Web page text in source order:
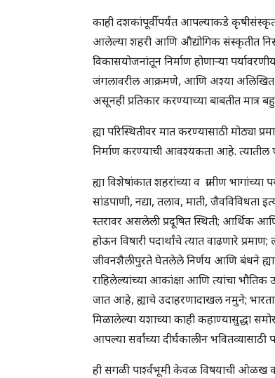
काही दशकांपूर्वीपर्यंत आपल्याकडे
आलेल्या शहरी आणि औद्योगिक संस्कृतीत
विकासयोजनांतून निर्माण होणार्‍या
जंगलावरील आक्रमणे, आणि अश्या अलिखित
असूनही प्रतिकार करण्याच्या बाबतीत
ह्या परिस्थितीवर मात करण्यासाठी
निर्माण करण्याची आवश्यकता आहे.
ह्या विशेषांकात शहरांच्या व ग्रामीण
सांडपाणी, नद्या, तलाव, माती, जैवविविधता
स्तरावर असलेली प्रदूषित स्थिती; आर्थिक
होऊन विषारी पदार्थांचे त्यात वाढणारे
जीवनशैलीपुरते घेतलेले निर्णय आणि बंधने
राहिलेल्यांच्या आकांक्षा आणि त्यांचा भौतिक
जात आहे, ह्याचे उदाहरणादाखल नमुने;
मिळालेल्या यशाच्या काही कहाण्यासुद्धा
आपल्या सर्वांच्या दीर्घकालीन
ही सगळी पार्श्वभूमी केवळ विषयाची